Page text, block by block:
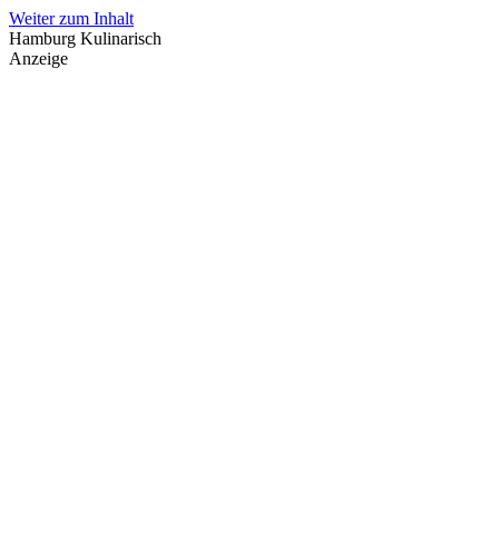
Weiter zum Inhalt
Hamburg Kulinarisch
Anzeige